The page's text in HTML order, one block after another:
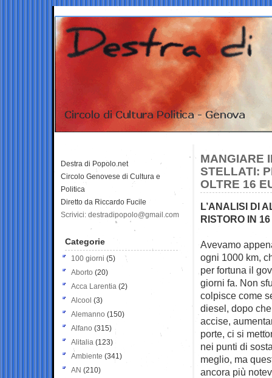
MANGIARE
STELLATI:
OLTRE 16
L’ANALISI DI
RISTORO IN
Avevamo
ogni 1000 km,
per fortuna il
giorni fa. Non
colpisce come
diesel, dopo
accise,
porte, ci si
nei punti di
meglio, ma
ancora più
Destra di Popolo.net
Circolo Genovese di Cultura e
Politica
Diretto da Riccardo Fucile
Scrivici: destradipopolo@gmail.com
Categorie
100 giorni (5)
Aborto (20)
Acca Larentia (2)
Alcool (3)
Alemanno (150)
Alfano (315)
Alitalia (123)
Ambiente (341)
AN (210)